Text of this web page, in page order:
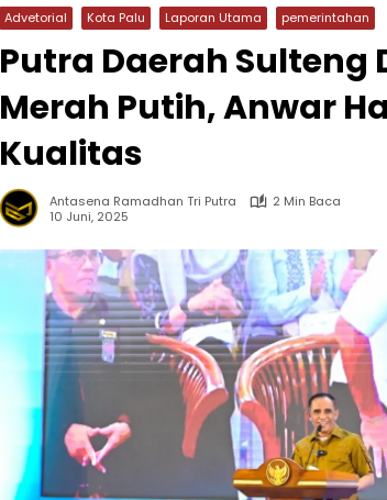
Advetorial Kota Palu Laporan Utama pemerintahan
Putra Daerah Sulteng
Merah Putih, Anwar
Kualitas
Antasena Ramadhan Tri Putra
2 Min Baca
10 Juni, 2025